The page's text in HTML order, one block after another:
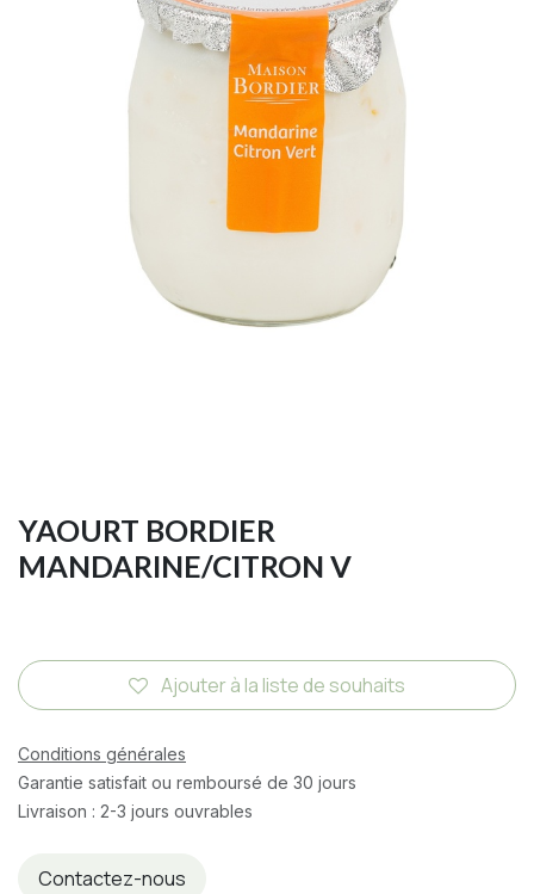
YAOURT BORDIER
MANDARINE/CITRON V
Ajouter à la liste de souhaits
Conditions générales
Garantie satisfait ou remboursé de 30 jours
Livraison : 2-3 jours ouvrables
Contactez-nous